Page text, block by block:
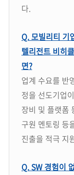
다.
Q. 모빌리티 기
텔리전트 비히
면?
업계 수요를 반
정을 선도기업
장비 및 플랫폼
구원 멘토링 등
진출을 적극 지
Q. SW 경험이